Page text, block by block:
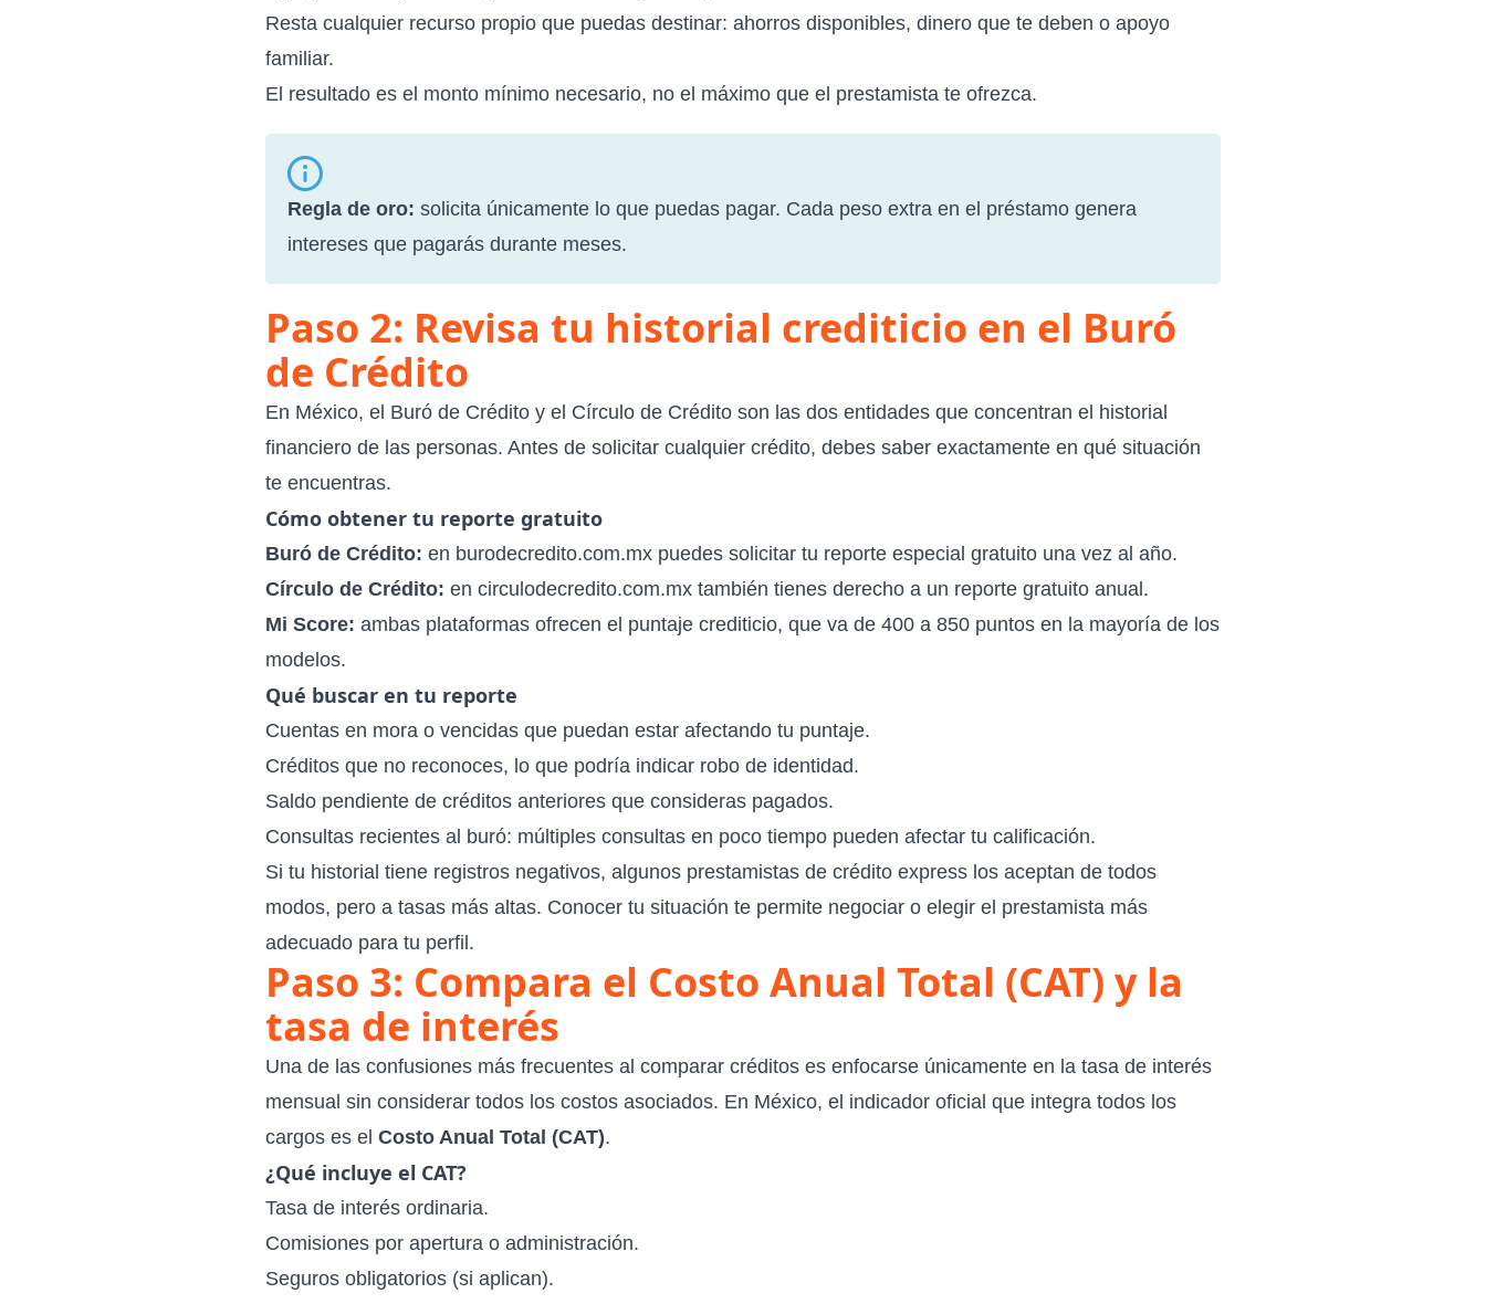
Resta cualquier recurso propio que puedas destinar: ahorros disponibles, dinero que te deben o apoyo
familiar.
El resultado es el monto mínimo necesario, no el máximo que el prestamista te ofrezca.
Regla de oro: solicita únicamente lo que puedas pagar. Cada peso extra en el préstamo genera
intereses que pagarás durante meses.
Paso 2: Revisa tu historial crediticio en el Buró
de Crédito
En México, el Buró de Crédito y el Círculo de Crédito son las dos entidades que concentran el historial
financiero de las personas. Antes de solicitar cualquier crédito, debes saber exactamente en qué situación
te encuentras.
Cómo obtener tu reporte gratuito
Buró de Crédito: en burodecredito.com.mx puedes solicitar tu reporte especial gratuito una vez al año.
Círculo de Crédito: en circulodecredito.com.mx también tienes derecho a un reporte gratuito anual.
Mi Score: ambas plataformas ofrecen el puntaje crediticio, que va de 400 a 850 puntos en la mayoría de los
modelos.
Qué buscar en tu reporte
Cuentas en mora o vencidas que puedan estar afectando tu puntaje.
Créditos que no reconoces, lo que podría indicar robo de identidad.
Saldo pendiente de créditos anteriores que consideras pagados.
Consultas recientes al buró: múltiples consultas en poco tiempo pueden afectar tu calificación.
Si tu historial tiene registros negativos, algunos prestamistas de crédito express los aceptan de todos
modos, pero a tasas más altas. Conocer tu situación te permite negociar o elegir el prestamista más
adecuado para tu perfil.
Paso 3: Compara el Costo Anual Total (CAT) y la
tasa de interés
Una de las confusiones más frecuentes al comparar créditos es enfocarse únicamente en la tasa de interés
mensual sin considerar todos los costos asociados. En México, el indicador oficial que integra todos los
cargos es el Costo Anual Total (CAT).
¿Qué incluye el CAT?
Tasa de interés ordinaria.
Comisiones por apertura o administración.
Seguros obligatorios (si aplican).